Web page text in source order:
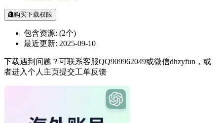
购买下载权限
包含资源: (2个)
最近更新: 2025-09-10
下载遇到问题？可联系客服QQ909962049或微信dhzyfun，或
者进入个人主页提交工单反馈